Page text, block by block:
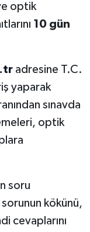
optik
10 gün
adresine T.C.
yaparak
sınavda
optik
soru
sorunun kökünü,
cevaplarını